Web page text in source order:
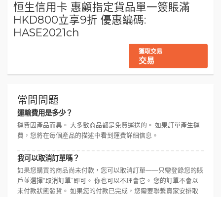
恒生信用卡 惠顧指定貨品單一簽賬滿
HKD800立享9折 優惠編碼:
HASE2021ch
獲取交易
交易
常問問題
運輸費用是多少？
運費因產品而異。 大多數商品都是免費運送的。 如果訂單產生運
費，您將在每個產品的描述中看到運費詳細信息。
我可以取消訂單嗎？
如果您購買的商品尚未付款，您可以取消訂單——只需登錄您的賬
戶並選擇“取消訂單”即可。 你也可以不理會它。 您的訂單不會以
未付款狀態發貨。 如果您的付款已完成，您需要聯繫賣家安排取